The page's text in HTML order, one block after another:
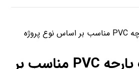
نکات انتخاب پارچه PVC مناسب بر